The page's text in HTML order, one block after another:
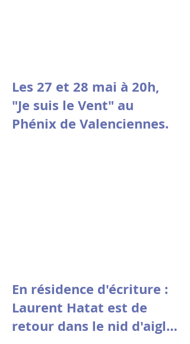
Les 27 et 28 mai à 20h,
"Je suis le Vent" au
Phénix de Valenciennes.
En résidence d'écriture :
Laurent Hatat est de
retour dans le nid d'aigle